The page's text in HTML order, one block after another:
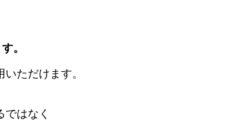
。
ただけます。
はなく